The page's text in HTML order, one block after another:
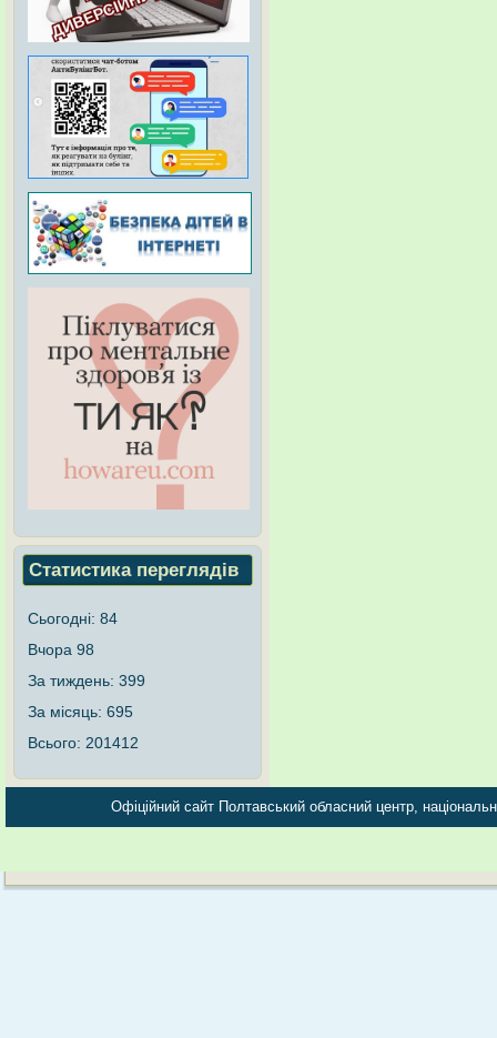
Статистика переглядів
Сьогодні: 84
Вчора 98
За тиждень: 399
За місяць: 695
Всього: 201412
Офіційний сайт Полтавський обласний центр,